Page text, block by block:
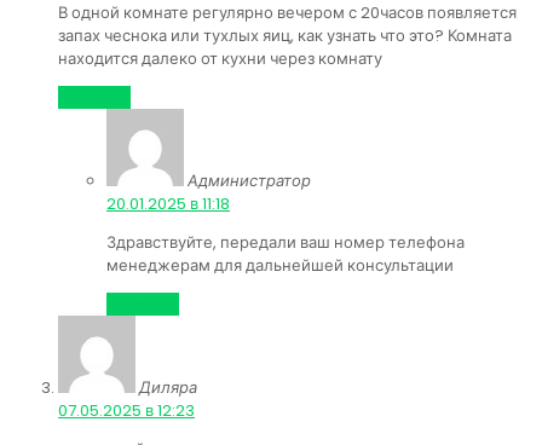
В одной комнате регулярно вечером с 20часов появляется
запах чеснока или тухлых яиц, как узнать что это? Комната
находится далеко от кухни через комнату
Администратор
20.01.2025 в 11:18
Здравствуйте, передали ваш номер телефона
менеджерам для дальнейшей консультации
Диляра
07.05.2025 в 12:23